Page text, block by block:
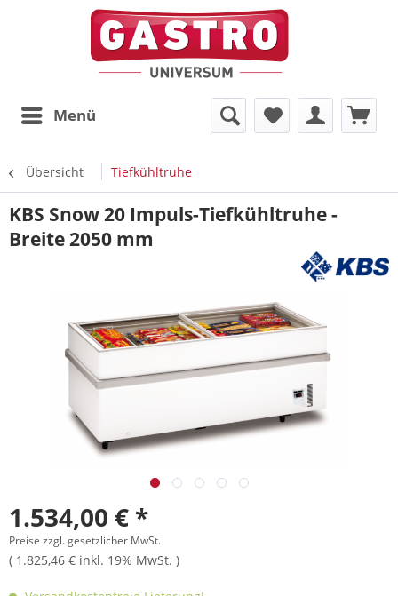
Menü
Übersicht Tiefkühltruhe
KBS Snow 20 Impuls-Tiefkühltruhe -
Breite 2050 mm
1.534,00 € *
Preise zzgl. gesetzlicher MwSt.
( 1.825,46 € inkl. 19% MwSt. )